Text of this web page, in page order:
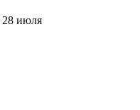
28 июля